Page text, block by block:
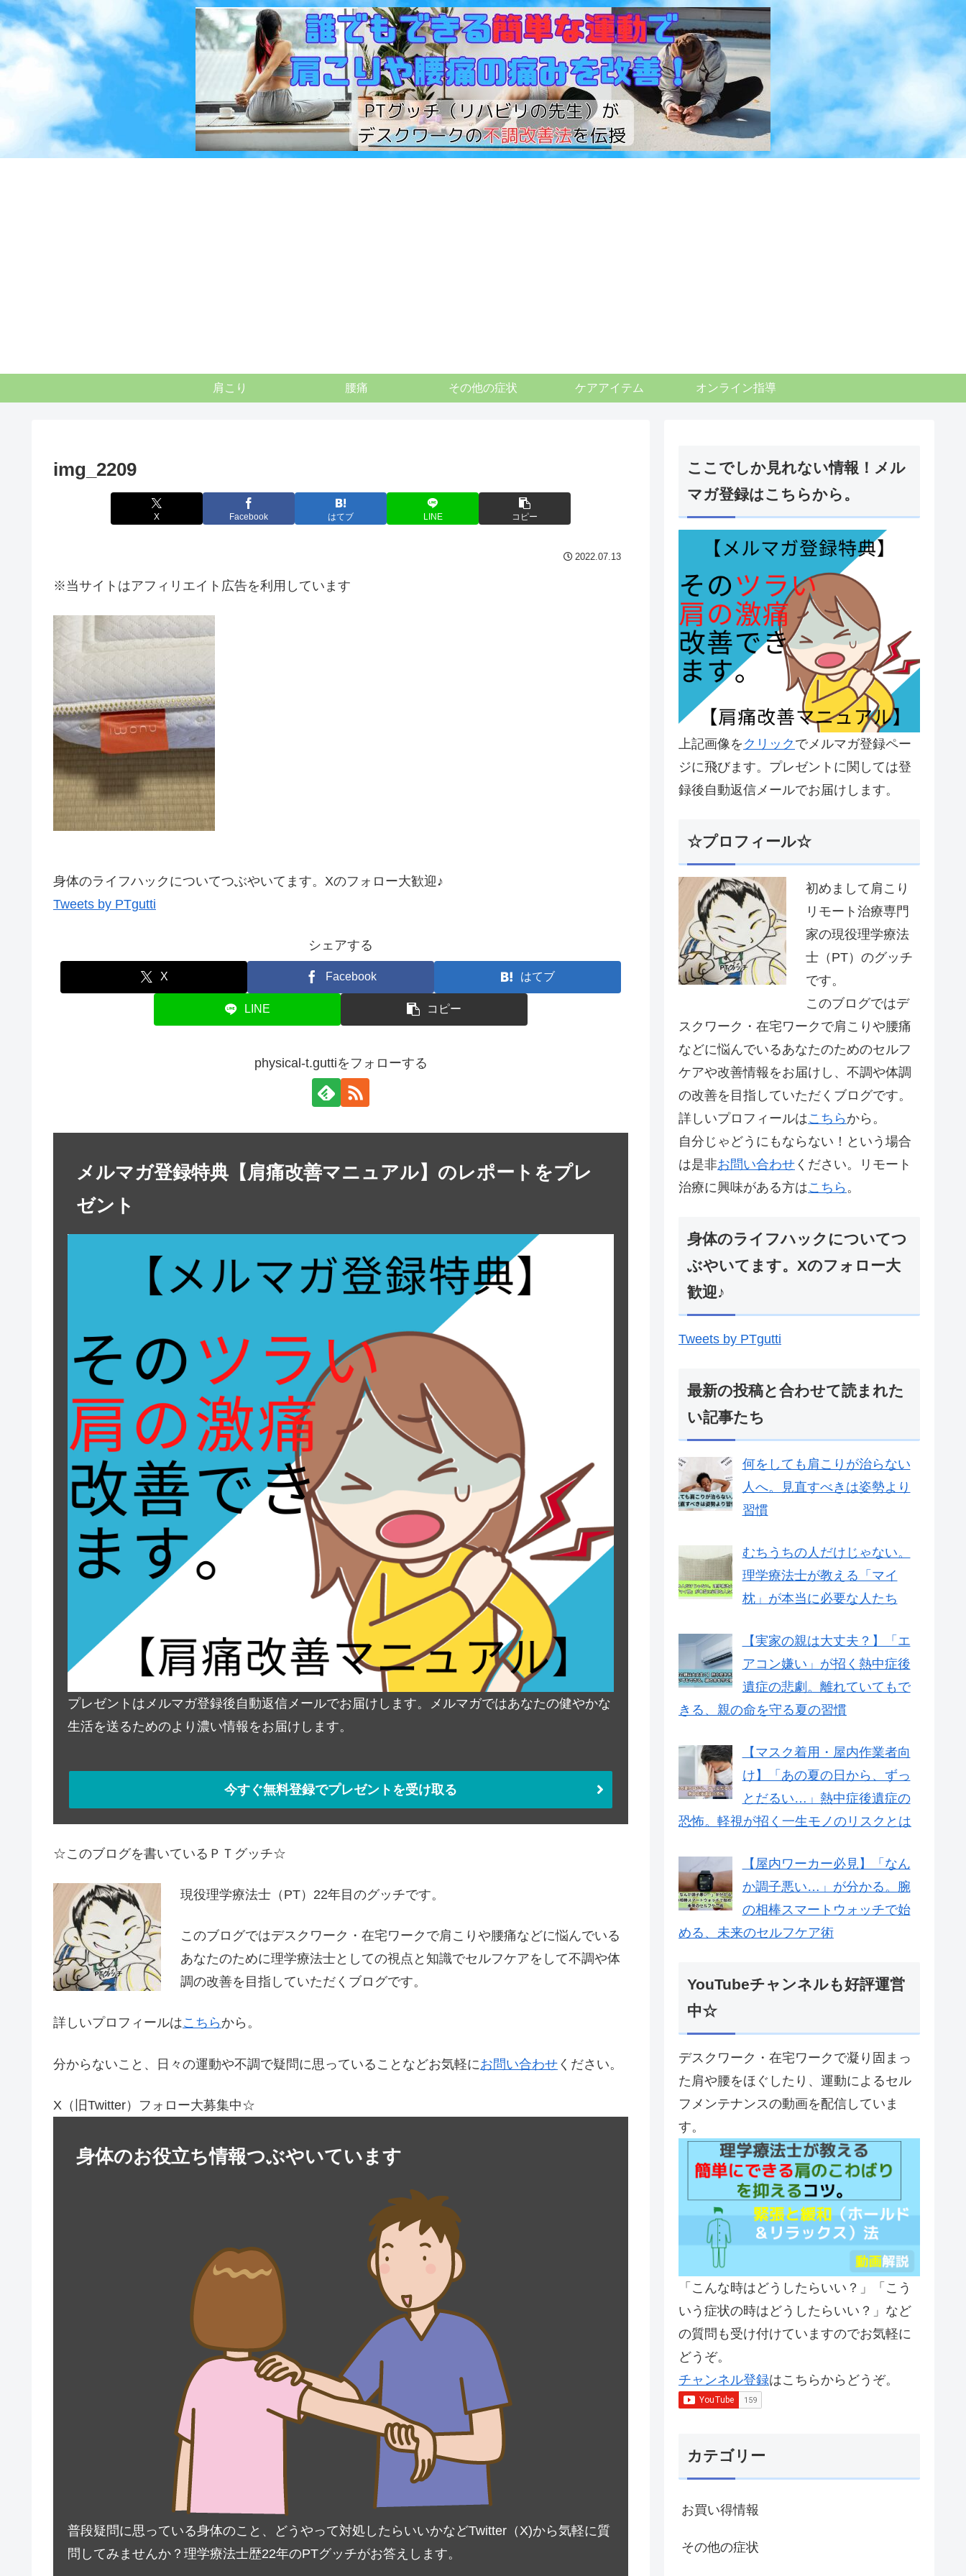
肩こり 腰痛 その他の症状 ケアアイテム オンライン指導
img_2209
X Facebook はてブ LINE コピー
2022.07.13
※当サイトはアフィリエイト広告を利用しています
身体のライフハックについてつぶやいてます。Xのフォロー大歓迎♪
Tweets by PTgutti
シェアする
X Facebook はてブ
LINE コピー
physical-t.guttiをフォローする
メルマガ登録特典【肩痛改善マニュアル】のレポートをプレ
ゼント
プレゼントはメルマガ登録後自動返信メールでお届けします。メルマガではあなたの健やかな
生活を送るためのより濃い情報をお届けします。
今すぐ無料登録でプレゼントを受け取る
☆このブログを書いているＰＴグッチ☆
現役理学療法士（PT）22年目のグッチです。
このブログではデスクワーク・在宅ワークで肩こりや腰痛などに悩んでいる
あなたのために理学療法士としての視点と知識でセルフケアをして不調や体
調の改善を目指していただくブログです。
詳しいプロフィールはこちら から。
分からないこと、日々の運動や不調で疑問に思っていることなどお気軽にお問い合わせ ください。
X（旧Twitter）フォロー大募集中☆
身体のお役立ち情報つぶやいています
普段疑問に思っている身体のこと、どうやって対処したらいいかなどTwitter（X)から気軽に質
問してみませんか？理学療法士歴22年のPTグッチがお答えします。
ここでしか見れない情報！メル
マガ登録はこちらから。
上記画像を クリック でメルマガ登録ペー
ジに飛びます。プレゼントに関しては登
録後自動返信メールでお届けします。
☆プロフィール☆
初めまして肩こり
リモート治療専門
家の現役理学療法
士（PT）のグッチ
です。
このブログではデ
スクワーク・在宅ワークで肩こりや腰痛
などに悩んでいるあなたのためのセルフ
ケアや改善情報をお届けし、不調や体調
の改善を目指していただくブログです。
詳しいプロフィールはこちら から。
自分じゃどうにもならない！という場合
は是非お問い合わせ ください。リモート
治療に興味がある方はこちら 。
身体のライフハックについてつ
ぶやいてます。Xのフォロー大
歓迎♪
Tweets by PTgutti
最新の投稿と合わせて読まれた
い記事たち
何をしても肩こりが治らない
人へ。見直すべきは姿勢より
習慣
むちうちの人だけじゃない。
理学療法士が教える「マイ
枕」が本当に必要な人たち
【実家の親は大丈夫？】「エ
アコン嫌い」が招く熱中症後
遺症の悲劇。離れていてもで
きる、親の命を守る夏の習慣
【マスク着用・屋内作業者向
け】「あの夏の日から、ずっ
とだるい…」熱中症後遺症の
恐怖。軽視が招く一生モノのリスクとは
【屋内ワーカー必見】「なん
か調子悪い…」が分かる。腕
の相棒スマートウォッチで始
める、未来のセルフケア術
YouTubeチャンネルも好評運営
中☆
デスクワーク・在宅ワークで凝り固まっ
た肩や腰をほぐしたり、運動によるセル
フメンテナンスの動画を配信していま
す。
「こんな時はどうしたらいい？」「こう
いう症状の時はどうしたらいい？」など
の質問も受け付けていますのでお気軽に
どうぞ。
チャンネル登録はこちらからどうぞ。
カテゴリー
お買い得情報
その他の症状